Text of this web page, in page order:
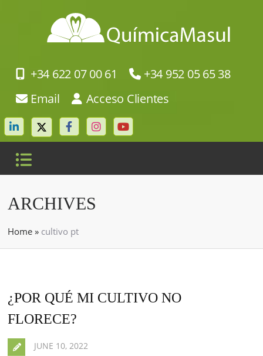
+34 622 07 00 61
+34 952 05 65 38
Email
Acceso Clientes
ARCHIVES
Home » cultivo pt
¿POR QUÉ MI CULTIVO NO
FLORECE?
JUNE 10, 2022